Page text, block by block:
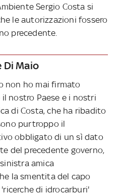
Sergio Costa si
le autorizzazioni fossero
precedente.
Di Maio
non ho mai firmato
nostro Paese e i nostri
di Costa, che ha ribadito
purtroppo il
obbligato di un sì dato
del precedente governo,
amica
la smentita del capo
di idrocarburi'